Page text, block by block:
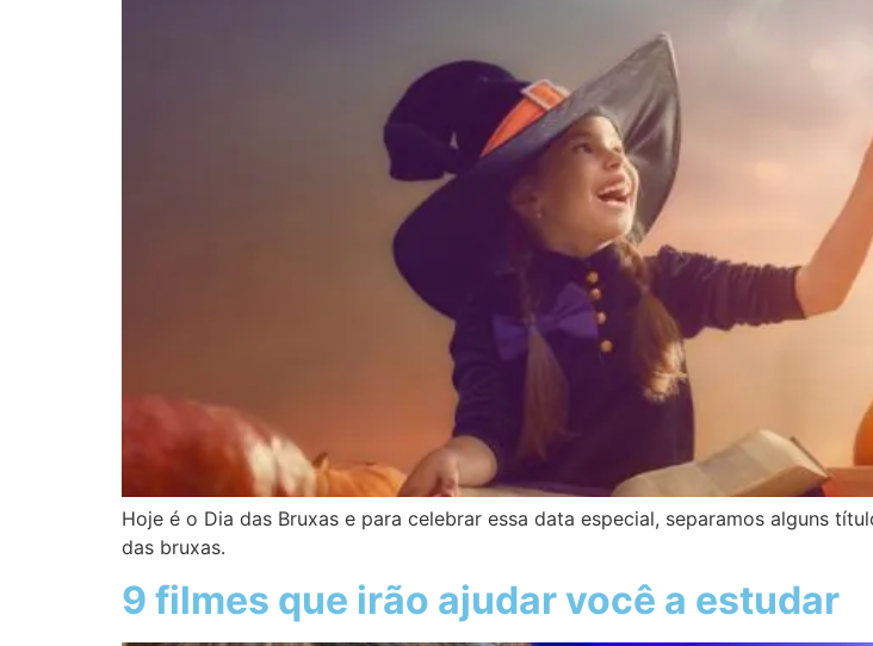
Hoje é o Dia das Bruxas e para celebrar essa data especial, separamos alguns
das bruxas.
9 filmes que irão ajudar você a estudar